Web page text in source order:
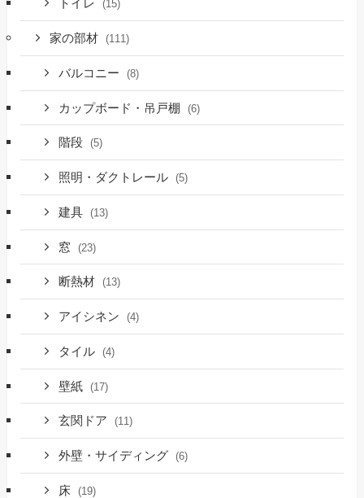
トイレ (15)
家の部材 (111)
バルコニー (8)
カップボード・吊戸棚 (6)
階段 (5)
照明・ダクトレール (5)
建具 (13)
窓 (23)
断熱材 (13)
アイシネン (4)
タイル (4)
壁紙 (17)
玄関ドア (11)
外壁・サイディング (6)
床 (19)